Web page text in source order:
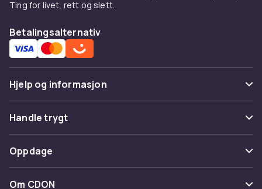
Bomullsfleece med børstet innside gir mykhet
overgangssesonger. Økologisk bomull og
gjenvunnet polyester gjør det enklere å velge
Å bære sweatshirt
jakke som mellomlag. Med
hjemmebruk.
Kjøp sweatshirts på CDON
Utforsk
Ting for livet, rett og slett.
Betalingsalternativ
Hjelp og informasjon
Vanlige spørsmål
Spor pakke
Angre & returner her
Kontakt oss
Handle trygt
Betaling
Levering
Oppdage
Kategorier
Om CDON